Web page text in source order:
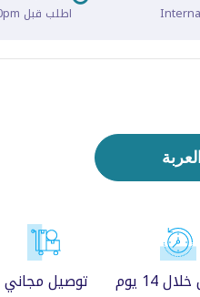
اطلب قبل 10pm
14 يوم توصيل مجاني